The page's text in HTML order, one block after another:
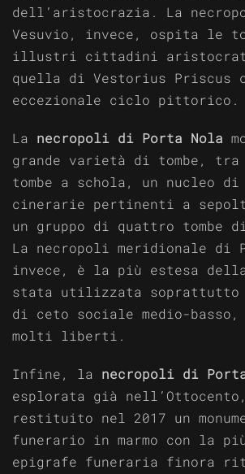
dell’aristocrazia. La
Vesuvio, invece, ospita le
illustri cittadini
quella di Vestorius Priscus
eccezionale ciclo pittorico.
La necropoli di Porta Nola
grande varietà di tombe, tra
tombe a schola, un nucleo di
cinerarie pertinenti a
un gruppo di quattro tombe
La necropoli meridionale di
invece, è la più estesa
stata utilizzata
di ceto sociale medio-
molti liberti.
Infine, la necropoli di
esplorata già
restituito nel 2017 un
funerario in marmo con la
epigrafe funeraria finora